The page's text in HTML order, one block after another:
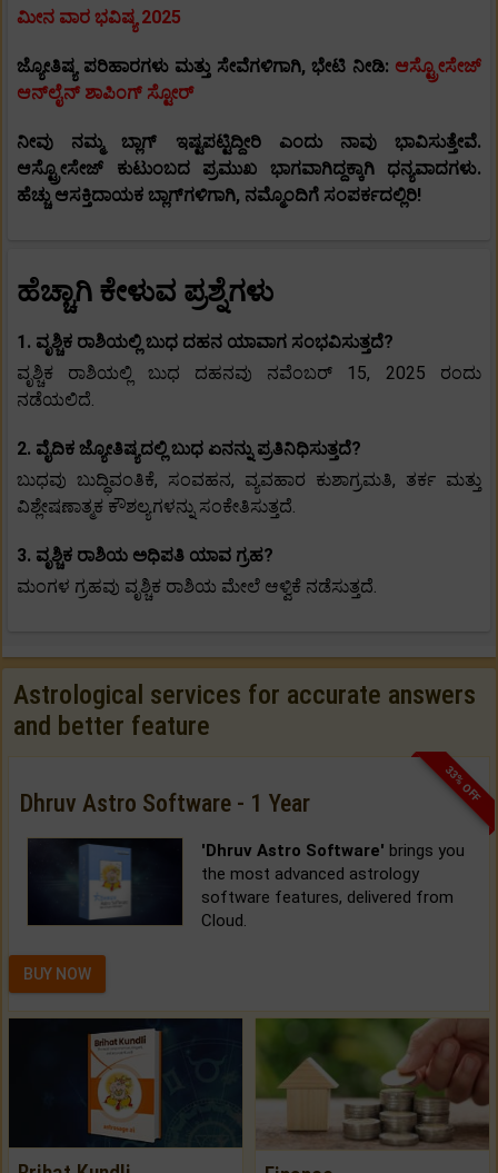
ಮೀನ ವಾರ ಭವಿಷ್ಯ 2025
ಜ್ಯೋತಿಷ್ಯ ಪರಿಹಾರಗಳು ಮತ್ತು ಸೇವೆಗಳಿಗಾಗಿ, ಭೇಟಿ ನೀಡಿ: ಆಸ್ಟ್ರೋಸೇಜ್
ಆನ್‌ಲೈನ್ ಶಾಪಿಂಗ್ ಸ್ಟೋರ್
ನೀವು ನಮ್ಮ ಬ್ಲಾಗ್ ಇಷ್ಟಪಟ್ಟಿದ್ದೀರಿ ಎಂದು ನಾವು ಭಾವಿಸುತ್ತೇವೆ.
ಆಸ್ಟ್ರೋಸೇಜ್ ಕುಟುಂಬದ ಪ್ರಮುಖ ಭಾಗವಾಗಿದ್ದಕ್ಕಾಗಿ ಧನ್ಯವಾದಗಳು.
ಹೆಚ್ಚು ಆಸಕ್ತಿದಾಯಕ ಬ್ಲಾಗ್‌ಗಳಿಗಾಗಿ, ನಮ್ಮೊಂದಿಗೆ ಸಂಪರ್ಕದಲ್ಲಿರಿ!
ಹೆಚ್ಚಾಗಿ ಕೇಳುವ ಪ್ರಶ್ನೆಗಳು
1. ವೃಶ್ಚಿಕ ರಾಶಿಯಲ್ಲಿ ಬುಧ ದಹನ ಯಾವಾಗ ಸಂಭವಿಸುತ್ತದೆ?
ವೃಶ್ಚಿಕ ರಾಶಿಯಲ್ಲಿ ಬುಧ ದಹನವು ನವೆಂಬರ್ 15, 2025 ರಂದು
ನಡೆಯಲಿದೆ.
2. ವೈದಿಕ ಜ್ಯೋತಿಷ್ಯದಲ್ಲಿ ಬುಧ ಏನನ್ನು ಪ್ರತಿನಿಧಿಸುತ್ತದೆ?
ಬುಧವು ಬುದ್ಧಿವಂತಿಕೆ, ಸಂವಹನ, ವ್ಯವಹಾರ ಕುಶಾಗ್ರಮತಿ, ತರ್ಕ ಮತ್ತು
ವಿಶ್ಲೇಷಣಾತ್ಮಕ ಕೌಶಲ್ಯಗಳನ್ನು ಸಂಕೇತಿಸುತ್ತದೆ.
3. ವೃಶ್ಚಿಕ ರಾಶಿಯ ಅಧಿಪತಿ ಯಾವ ಗ್ರಹ?
ಮಂಗಳ ಗ್ರಹವು ವೃಶ್ಚಿಕ ರಾಶಿಯ ಮೇಲೆ ಆಳ್ವಿಕೆ ನಡೆಸುತ್ತದೆ.
Astrological services for accurate answers
and better feature
33% OFF
Dhruv Astro Software - 1 Year
'Dhruv Astro Software' brings you
the most advanced astrology
software features, delivered from
Cloud.
BUY NOW